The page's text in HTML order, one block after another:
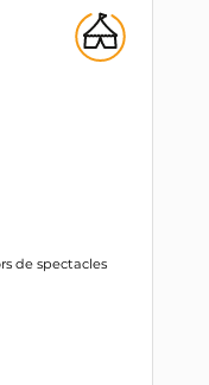
de spectacles